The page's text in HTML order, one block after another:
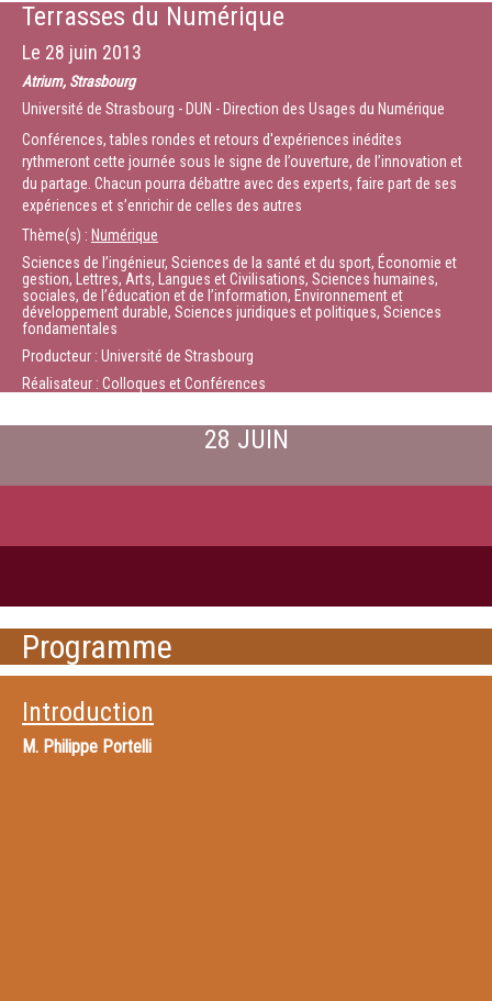
Terrasses du Numérique
Le 28 juin 2013
Atrium, Strasbourg
Université de Strasbourg - DUN - Direction des Usages du Numérique
Conférences, tables rondes et retours d'expériences inédites
rythmeront cette journée sous le signe de l’ouverture, de l’innovation et
du partage. Chacun pourra débattre avec des experts, faire part de ses
expériences et s’enrichir de celles des autres
Thème(s) : Numérique
Sciences de l’ingénieur, Sciences de la santé et du sport, Économie et
gestion, Lettres, Arts, Langues et Civilisations, Sciences humaines,
sociales, de l’éducation et de l’information, Environnement et
développement durable, Sciences juridiques et politiques, Sciences
fondamentales
Producteur : Université de Strasbourg
Réalisateur : Colloques et Conférences
28 JUIN
Programme
Introduction
M. Philippe Portelli